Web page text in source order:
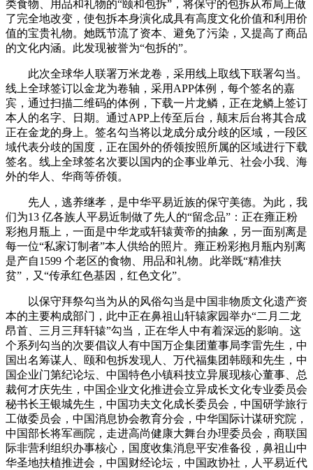
类食物、用品和礼物的“颐和包拆”，将保守的包拆从布局上做
了完全地改变，使包拆本身演化成具有高度文化价值和利用价
值的宝贵礼物。她既节流了资本、避免了污染，又提高了商品
的文化内涵。此发现被誉为“包拆的”。
此次全球华人联署万米龙卷，采用线上取线下联署勾当。
线上全球签订以金龙为卷轴，采用APP体例，每个签名的嘉
宾，通过扫描二维码的体例，下载一片龙鳞，正在龙鳞上签订
本人的名字、日期。通过APP上传至后台，颠末后台将其合成
正在金龙的身上。签名勾当将以龙成分成分歧的区域，一段区
域代表分歧的国度，正在国外的侨领按照所属的区域进行下载
签名。线上全球签名次要以国内的企事业单元、社会小我、海
外的华人、华商等侨领。
先人，逃养继孝，是中华平易近族的保守美德。为此，我
们为13 亿各族人平易近制做了先人的“留念品”：正在雍正粉
彩抱月瓶上，一面是中华龙或轩辕黄帝的抽象，另一面别离是
每一位“私家订制者”本人供给的照片。雍正粉彩抱月瓶内别离
是产自1599 个老区的食物、用品和礼物。此举既“精准扶
贫”，又“传承红色基因，红色文化”。
以保守拜祭勾当为从的风俗勾当是中国非物质文化遗产资
本的主要构成部门，此中正在鼻祖山轩辕家园举办“二月二龙
昂首、三月三拜轩辕”勾当，正在华人中有着深远的影响。这
个系列勾当的次要倡议人有中国万企集团董事局李雷先生，中
国出名筹谋人、颐和包拆发现人、万代福集团韩颐和先生，中
国企业门第纪论坛、中国特色小镇科技立异展现核心董事、总
裁何才庆先生，中国企业文化推进会立异成长文化专业委员会
秘书长王银城先生，中国功夫文化成长委员会，中国研学旅行
工做委员会，中国消息协会教育分会，中华国际计谋研究院，
中国部长将军画院，走进高尚健康大舞台办理委员会，商联国
际非营利组织办事核心，国度收集消息平安准备役，鼻祖山中
华圣地扶植推进会，中国财经论坛，中国政协社，人平易近代